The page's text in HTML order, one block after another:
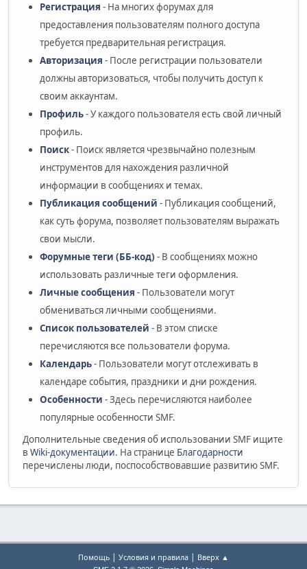
Регистрация - На многих форумах для
предоставления пользователям полного доступа
требуется предварительная регистрация.
Авторизация - После регистрации пользователи
должны авторизоваться, чтобы получить доступ к
своим аккаунтам.
Профиль- У каждого пользователя есть свой личный
профиль.
Поиск- Поиск является чрезвычайно полезным
инструментов для нахождения различной
информации в сообщениях и темах.
Публикация сообщений - Публикация сообщений,
как суть форума, позволяет пользователям выражать
свои мысли.
Форумные теги (ББ-код) - В сообщениях можно
использовать различные теги оформления.
Личные сообщения - Пользователи могут
обмениваться личными сообщениями.
Список пользователей - В этом списке
перечисляются все пользователи форума.
Календарь- Пользователи могут отслеживать в
календаре события, праздники и дни рождения.
Особенности - Здесь перечисляются наиболее
популярные особенности SMF.
Дополнительные сведения об использовании SMF ищите
в Wiki-документации. На странице Благодарности
перечислены люди, поспособствовавшие развитию SMF.
Помощь | Условия и правила | Вверх ▲